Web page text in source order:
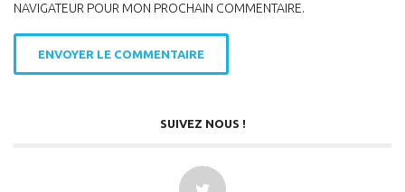
NAVIGATEUR POUR MON PROCHAIN COMMENTAIRE.
SUIVEZ NOUS !